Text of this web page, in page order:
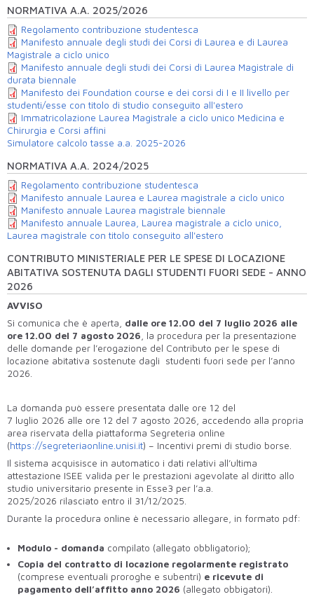
NORMATIVA A.A. 2025/2026
Regolamento contribuzione studentesca
Manifesto annuale degli studi dei Corsi di Laurea e di Laurea
Magistrale a ciclo unico
Manifesto annuale degli studi dei Corsi di Laurea Magistrale di
durata biennale
Manifesto dei Foundation course e dei corsi di I e II livello per
studenti/esse con titolo di studio conseguito all'estero
Immatricolazione Laurea Magistrale a ciclo unico Medicina e
Chirurgia e Corsi affini
Simulatore calcolo tasse a.a. 2025-2026
NORMATIVA A.A. 2024/2025
Regolamento contribuzione studentesca
Manifesto annuale Laurea e Laurea magistrale a ciclo unico
Manifesto annuale Laurea magistrale biennale
Manifesto annuale Laurea, Laurea magistrale a ciclo unico,
Laurea magistrale con titolo conseguito all'estero
CONTRIBUTO MINISTERIALE PER LE SPESE DI LOCAZIONE
ABITATIVA SOSTENUTA DAGLI STUDENTI FUORI SEDE - ANNO
2026
AVVISO
Si comunica che è aperta, dalle ore 12.00 del 7 luglio 2026 alle
ore 12.00 del 7 agosto 2026 , la procedura per la presentazione
delle domande per l’erogazione del Contributo per le spese di
locazione abitativa sostenute dagli studenti fuori sede per l’anno
2026.
La domanda può essere presentata dalle ore 12 del
7 luglio 2026 alle ore 12 del 7 agosto 2026, accedendo alla propria
area riservata della piattaforma Segreteria online
(https://segreteriaonline.unisi.it) – Incentivi premi di studio borse.
Il sistema acquisisce in automatico i dati relativi all’ultima
attestazione ISEE valida per le prestazioni agevolate al diritto allo
studio universitario presente in Esse3 per l’a.a.
2025/2026 rilasciato entro il 31/12/2025.
Durante la procedura online è necessario allegare, in formato pdf:
Modulo - domanda compilato (allegato obbligatorio);
Copia del contratto di locazione regolarmente registrato
(comprese eventuali proroghe e subentri) e ricevute di
pagamento dell’affitto anno 2026 (allegato obbigatori).